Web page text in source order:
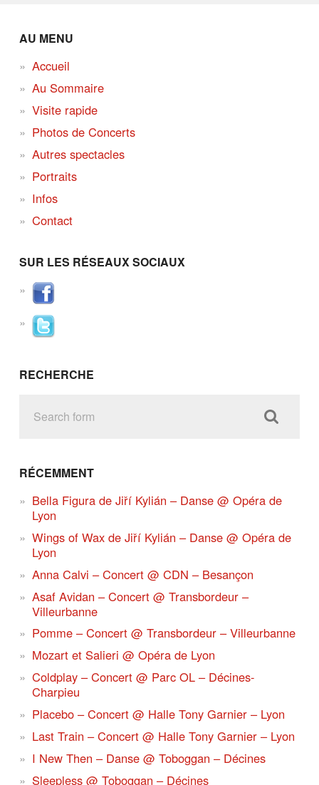
AU MENU
Accueil
Au Sommaire
Visite rapide
Photos de Concerts
Autres spectacles
Portraits
Infos
Contact
SUR LES RÉSEAUX SOCIAUX
RECHERCHE
RÉCEMMENT
Bella Figura de Jiří Kylián – Danse @ Opéra de
Lyon
Wings of Wax de Jiří Kylián – Danse @ Opéra de
Lyon
Anna Calvi – Concert @ CDN – Besançon
Asaf Avidan – Concert @ Transbordeur –
Villeurbanne
Pomme – Concert @ Transbordeur – Villeurbanne
Mozart et Salieri @ Opéra de Lyon
Coldplay – Concert @ Parc OL – Décines-
Charpieu
Placebo – Concert @ Halle Tony Garnier – Lyon
Last Train – Concert @ Halle Tony Garnier – Lyon
I New Then – Danse @ Toboggan – Décines
Sleepless @ Toboggan – Décines